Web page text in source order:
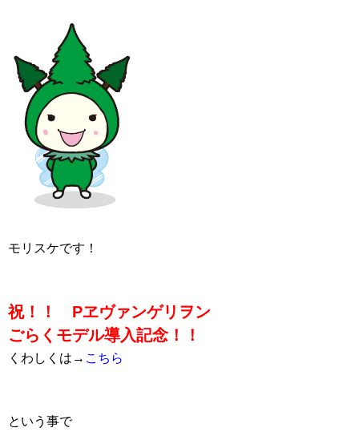
モリスケです！
祝！！ Pヱヴァンゲリヲン
ごらくモデル導入記念！！
くわしくは→ こちら
という事で